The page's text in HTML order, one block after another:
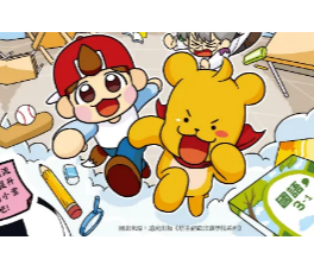
三采童書滿額送